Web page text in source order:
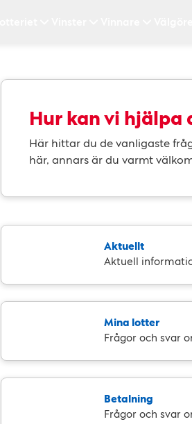
Hur kan vi hjälpa
Här hittar du de vanligaste
här, annars är du varmt
Aktuellt
Aktuell
Mina lotter
Frågor och svar
Betalning
Frågor och svar